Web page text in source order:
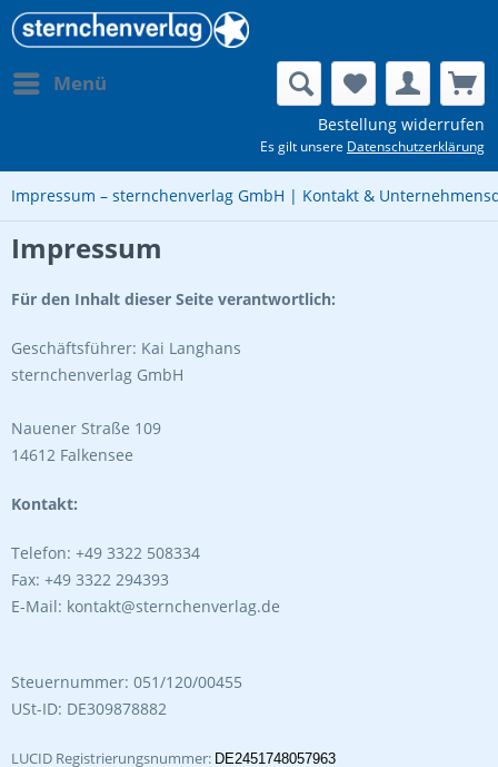
Menü
Bestellung widerrufen
Es gilt unsere Datenschutzerklärung
Impressum – sternchenverlag GmbH | Kontakt &
Impressum
Für den Inhalt dieser Seite verantwortlich:
Geschäftsführer: Kai Langhans
sternchenverlag GmbH
Nauener Straße 109
14612 Falkensee
Kontakt:
Telefon: +49 3322 508334
Fax: +49 3322 294393
E-Mail: kontakt@sternchenverlag.de
Steuernummer: 051/120/00455
USt-ID: DE309878882
LUCID Registrierungsnummer: DE2451748057963